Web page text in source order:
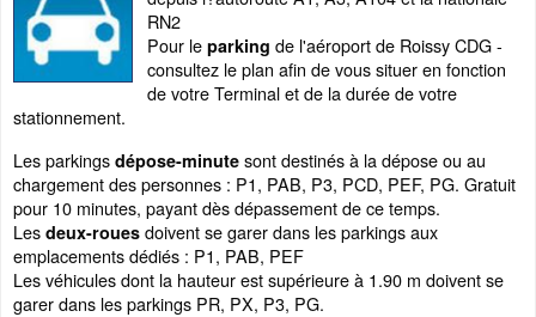
RN2
Pour le parking de l'aéroport de Roissy CDG -
consultez le plan afin de vous situer en fonction
de votre Terminal et de la durée de votre
stationnement.
Les parkings dépose-minute sont destinés à la dépose ou au
chargement des personnes : P1, PAB, P3, PCD, PEF, PG. Gratuit
pour 10 minutes, payant dès dépassement de ce temps.
Les deux-roues doivent se garer dans les parkings aux
emplacements dédiés : P1, PAB, PEF
Les véhicules dont la hauteur est supérieure à 1.90 m doivent se
garer dans les parkings PR, PX, P3, PG.